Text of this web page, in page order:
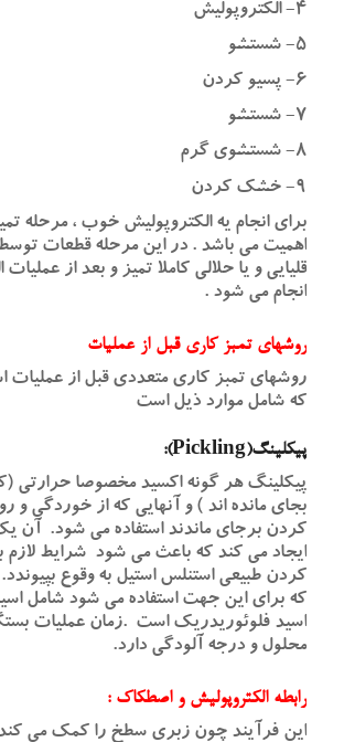
۴- الکتروپولیش
۵- شستشو
۶- پسیو کردن
۷- شستشو
۸- شستشوی گرم
۹- خشک کردن
برای انجام یه الکتروپولیش خوب ، مرحله
اهمیت می باشد . در این مرحله قطعات
قلیایی و یا حلالی کاملا تمیز و بعد از
انجام می شود .
روشهای تمبز کاری قبل از عملیات
روشهای تمبز کاری متعددی قبل از عملیات
که شامل موارد ذیل است
پیکلینگ(Pickling):
پیکلینگ هر گونه اکسید مخصوصا حرارتی
بجای مانده اند ) و آنهایی که از خوردگی و
کردن برجای ماندند استفاده می شود. آن
ایجاد می کند که باعث می شود شرایط لازم
کردن طبیعی استنلس استیل به وقوع
که برای این جهت استفاده می شود شامل
اسید فلوئوریدریک است .زمان عملیات
محلول و درجه آلودگی دارد.
رابطه الکتروپولیش و اصطکاک :
این فرآیند چون زبری سطخ را کمک می